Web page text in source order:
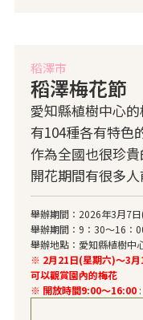
稻澤市
稻澤梅花節
愛知縣植樹中心的
有104種各有特色
作為全國也很珍貴
開花期間有很多人
舉辦期間：2026年3月7
舉辦期間：9：30～16：
舉辦地點：愛知縣植樹中
※ 2月21日(星期六)～3月
可以觀賞園內的梅花
※ 開放時間9:00～16:00: